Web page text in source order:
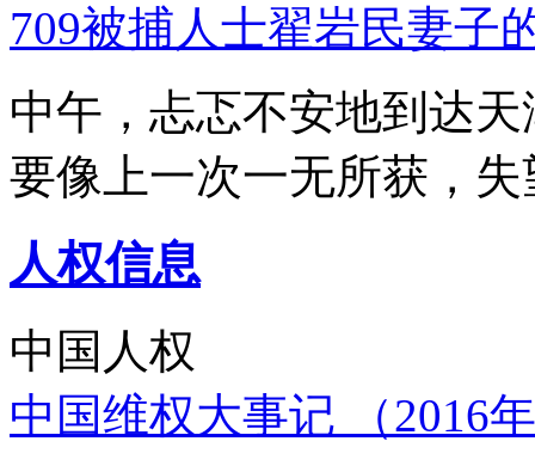
709被捕人士翟岩民妻子
中午，忐忑不安地到达
要像上一次一无所获，
人权信息
中国人权
中国维权大事记 （2016